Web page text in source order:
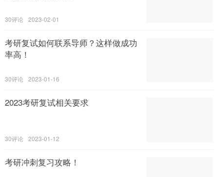
30 2023-02-01
考研复试如何联系导师？这样做成功
率高！
30 2023-01-16
2023考研复试相关要求
30 2023-01-12
考研冲刺复习攻略！